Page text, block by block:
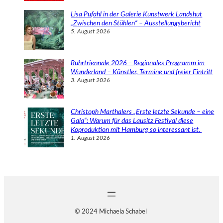
Lisa Pufahl in der Galerie Kunstwerk Landshut
„Zwischen den Stühlen“ – Ausstellungsbericht
5. August 2026
Ruhrtriennale 2026 – Regionales Programm im
Wunderland – Künstler, Termine und freier Eintritt
3. August 2026
Christoph Marthalers „Erste letzte Sekunde – eine
Gala“: Warum für das Lausitz Festival diese
Koproduktion mit Hamburg so interessant ist.
1. August 2026
© 2024 Michaela Schabel